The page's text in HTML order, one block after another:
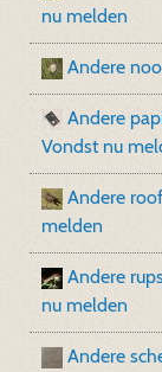
nu melden
Andere
Andere
Vondst nu
Andere
melden
Andere
nu melden
Andere